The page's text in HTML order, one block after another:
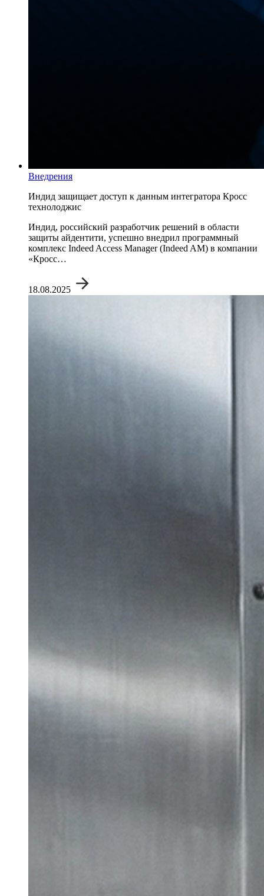
Внедрения
Индид защищает доступ к данным интегратора Кросс
технолоджис
Индид, российский разработчик решений в области
защиты айдентити, успешно внедрил программный
комплекс Indeed Access Manager (Indeed AM) в компании
«Кросс…
18.08.2025